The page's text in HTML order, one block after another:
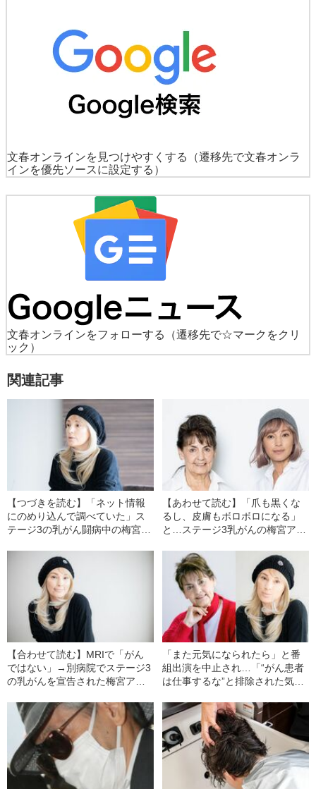
文春オンラインを見つけやすくする
（遷移先で文春オンラ
インを優先ソースに設定する）
文春オンラインをフォローする
（遷移先で☆マークをクリ
ック）
関連記事
【つづきを読む】「ネット情報
にのめり込んで調べていた」ス
テージ3の乳がん闘病中の梅宮ア
止されたこと
【あわせて読む】「爪も黒くな
るし、皮膚もボロボロになる」
と…ステージ3乳がんの梅宮アン
剤治療と母に切ってもらった髪
《独占取材》
【合わせて読む】MRIで「がん
ではない」→別病院でステージ3
の乳がんを宣告された梅宮アン
経緯「場合によっては人が死に
ますよって…」
「また元気になられたら」と番
組出演を中止され…「“がん患者
は仕事するな”と排除された気持
る、がん治療と仕事のリアル